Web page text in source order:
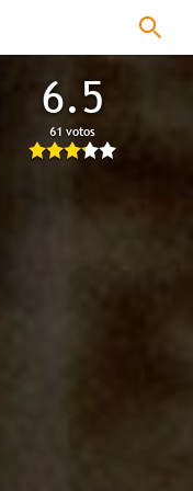
6.5
61 votos